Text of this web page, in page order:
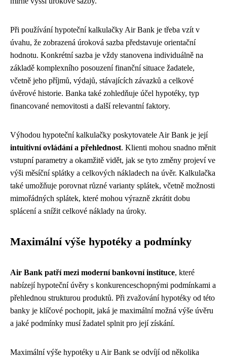
Při používání hypoteční kalkulačky Air Bank je třeba vzít v
úvahu, že zobrazená úroková sazba představuje orientační
hodnotu. Konkrétní sazba je vždy stanovena individuálně na
základě komplexního posouzení finanční situace žadatele,
včetně jeho příjmů, výdajů, stávajících závazků a celkové
úvěrové historie. Banka také zohledňuje účel hypotéky, typ
financované nemovitosti a další relevantní faktory.
Výhodou hypoteční kalkulačky poskytovatele Air Bank je její
intuitivní ovládání a přehlednost. Klienti mohou snadno měnit
vstupní parametry a okamžitě vidět, jak se tyto změny projeví ve
výši měsíční splátky a celkových nákladech na úvěr. Kalkulačka
také umožňuje porovnat různé varianty splátek, včetně možnosti
mimořádných splátek, které mohou výrazně zkrátit dobu
splácení a snížit celkové náklady na úroky.
Maximální výše hypotéky a podmínky
Air Bank patří mezi moderní bankovní instituce, které
nabízejí hypoteční úvěry s konkurenceschopnými podmínkami a
přehlednou strukturou produktů. Při zvažování hypotéky od této
banky je klíčové pochopit, jaká je maximální možná výše úvěru
a jaké podmínky musí žadatel splnit pro její získání.
Maximální výše hypotéky u Air Bank se odvíjí od několika